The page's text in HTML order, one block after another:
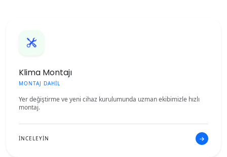
Klima Montajı
MONTAJ DAHİL
Yer değiştirme ve yeni cihaz kurulumunda uzman ekibimizle hızlı
montaj.
İNCELEYİN